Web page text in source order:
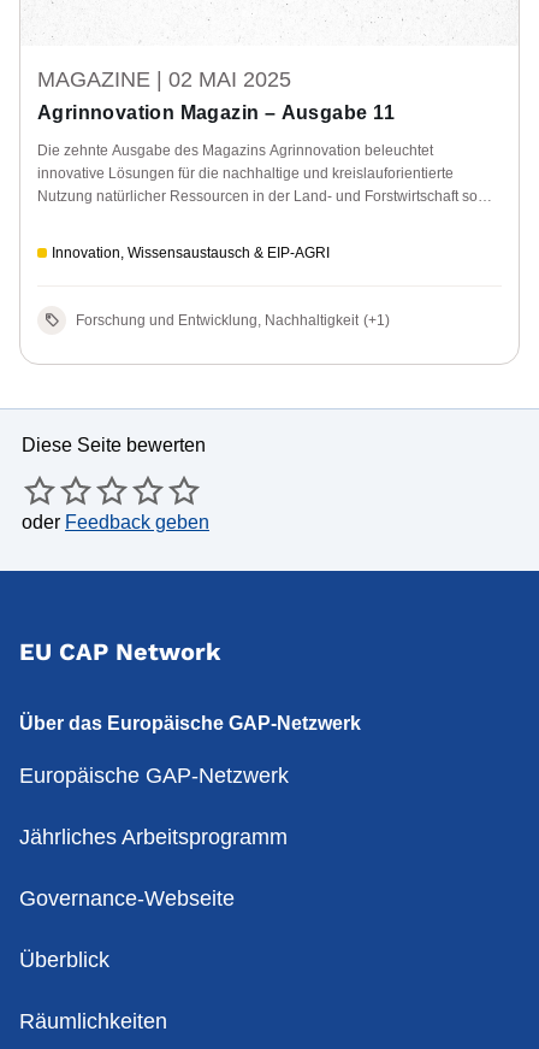
MAGAZINE | 02 MAI 2025
Agrinnovation Magazin – Ausgabe 11
Die zehnte Ausgabe des Magazins Agrinnovation beleuchtet
innovative Lösungen für die nachhaltige und kreislauforientierte
Nutzung natürlicher Ressourcen in der Land- und Forstwirtschaft sowie
Innovation, Wissensaustausch & EIP-AGRI
Forschung und Entwicklung, Nachhaltigkeit (+1)
Diese Seite bewerten
oder Feedback geben
EU CAP Network
Über das Europäische GAP-Netzwerk
Europäische GAP-Netzwerk
Jährliches Arbeitsprogramm
Governance-Webseite
Überblick
Räumlichkeiten